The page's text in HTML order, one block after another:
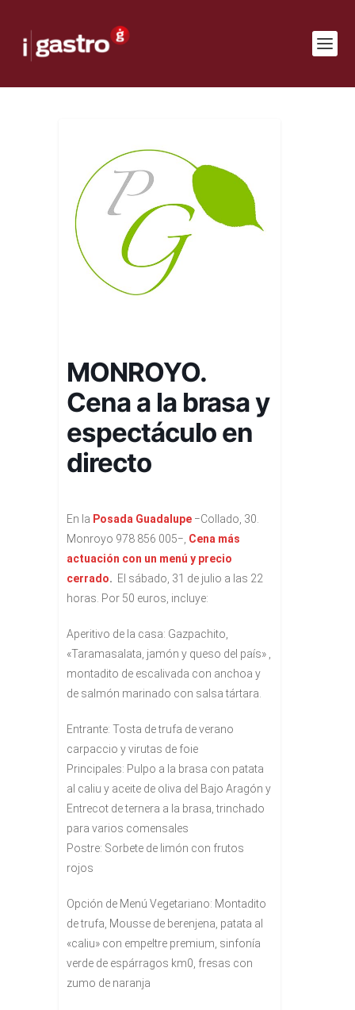
MONROYO.
Cena a la brasa y
espectáculo en
directo
En la Posada Guadalupe −Collado, 30.
Monroyo 978 856 005−, Cena más
actuación con un menú y precio
cerrado. El sábado, 31 de julio a las 22
horas. Por 50 euros, incluye:
Aperitivo de la casa: Gazpachito,
«Taramasalata, jamón y queso del país» ,
montadito de escalivada con anchoa y
de salmón marinado con salsa tártara.
Entrante: Tosta de trufa de verano
carpaccio y virutas de foie
Principales: Pulpo a la brasa con patata
al caliu y aceite de oliva del Bajo Aragón y
Entrecot de ternera a la brasa, trinchado
para varios comensales
Postre: Sorbete de limón con frutos
rojos
Opción de Menú Vegetariano: Montadito
de trufa, Mousse de berenjena, patata al
«caliu» con empeltre premium, sinfonía
verde de espárragos km0, fresas con
zumo de naranja